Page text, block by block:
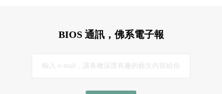
BIOS 通訊，佛系電子報